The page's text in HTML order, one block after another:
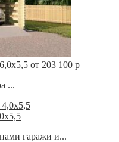
от 203 100 р
...
гаражи и...